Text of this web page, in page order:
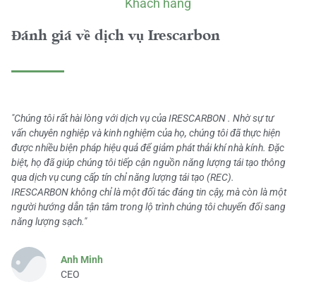
Khách hàng
Đánh giá về dịch vụ Irescarbon
"Chúng tôi rất hài lòng với dịch vụ của IRESCARBON . Nhờ sự tư
vấn chuyên nghiệp và kinh nghiệm của họ, chúng tôi đã thực hiện
được nhiều biện pháp hiệu quả để giảm phát thải khí nhà kính. Đặc
biệt, họ đã giúp chúng tôi tiếp cận nguồn năng lượng tái tạo thông
qua dịch vụ cung cấp tín chỉ năng lượng tái tạo (REC).
IRESCARBON không chỉ là một đối tác đáng tin cậy, mà còn là một
người hướng dẫn tận tâm trong lộ trình chúng tôi chuyển đổi sang
năng lượng sạch."
Anh Minh
CEO